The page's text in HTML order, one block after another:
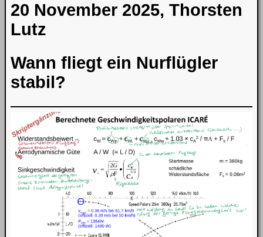
20 November 2025, Thorsten
Lutz
Wann fliegt ein Nurflügler
stabil?